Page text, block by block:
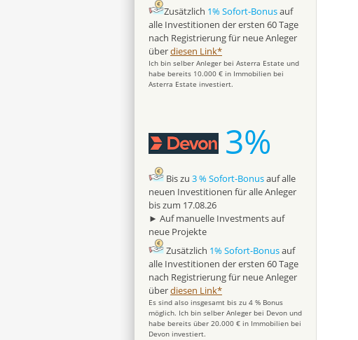
Zusätzlich 1% Sofort-Bonusauf
alle Investitionen der ersten 60 Tage
nach Registrierung für neue Anleger
überdiesen Link*
Ich bin selber Anleger bei Asterra Estate und
habe bereits 10.000 € in Immobilien bei
Asterra Estate investiert.
3%
Bis zu 3 % Sofort-Bonusauf alle
neuen Investitionen für alle Anleger
bis zum 17.08.26
► Auf manuelle Investments auf
neue Projekte
Zusätzlich 1% Sofort-Bonusauf
alle Investitionen der ersten 60 Tage
nach Registrierung für neue Anleger
überdiesen Link*
Es sind also insgesamt bis zu 4 % Bonus
möglich. Ich bin selber Anleger bei Devon und
habe bereits über 20.000 € in Immobilien bei
Devon investiert.